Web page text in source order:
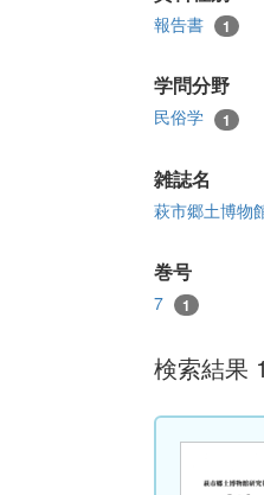
報告書 1
学問分野
民俗学 1
雑誌名
萩市郷土博物
巻号
7 1
検索結果